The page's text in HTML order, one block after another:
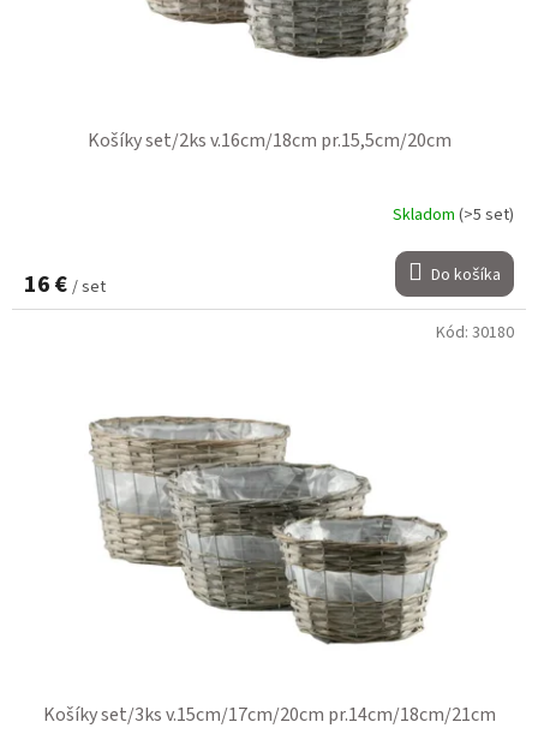
Košíky set/2ks v.16cm/18cm pr.15,5cm/20cm
Skladom (>5 set)
16 € / set Do košíka
Košíky set/3ks v.15cm/17cm/20cm pr.14cm/18cm/21cm
Kód: 30180